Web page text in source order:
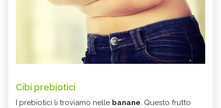
Cibi prebiotici
I prebiotici li troviamo nelle banane. Questo frutto